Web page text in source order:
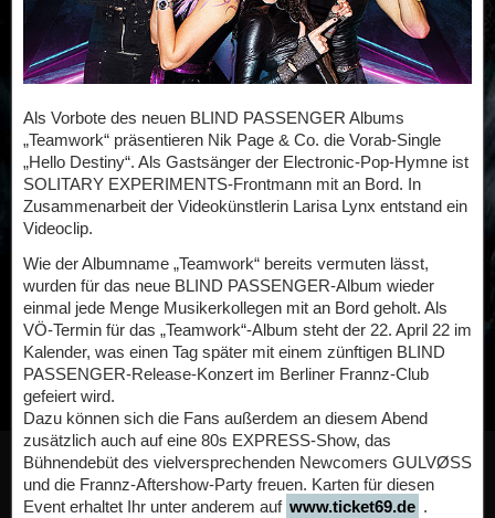
Als Vorbote des neuen BLIND PASSENGER Albums
„Teamwork“ präsentieren Nik Page & Co. die Vorab-Single
„Hello Destiny“. Als Gastsänger der Electronic-Pop-Hymne ist
SOLITARY EXPERIMENTS-Frontmann mit an Bord. In
Zusammenarbeit der Videokünstlerin Larisa Lynx entstand ein
Videoclip.
Wie der Albumname „Teamwork“ bereits vermuten lässt,
wurden für das neue BLIND PASSENGER-Album wieder
einmal jede Menge Musikerkollegen mit an Bord geholt. Als
VÖ-Termin für das „Teamwork“-Album steht der 22. April 22 im
Kalender, was einen Tag später mit einem zünftigen BLIND
PASSENGER-Release-Konzert im Berliner Frannz-Club
gefeiert wird.
Dazu können sich die Fans außerdem an diesem Abend
zusätzlich auch auf eine 80s EXPRESS-Show, das
Bühnendebüt des vielversprechenden Newcomers GULVØSS
und die Frannz-Aftershow-Party freuen. Karten für diesen
Event erhaltet Ihr unter anderem auf www.ticket69.de .